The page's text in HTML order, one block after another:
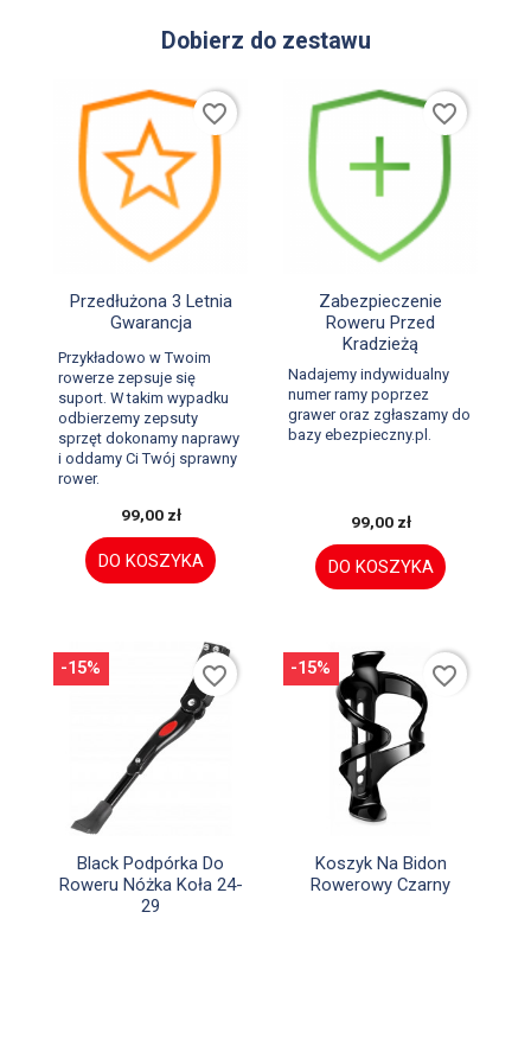
Dobierz do zestawu
Szybki podgląd
Przedłużona 3 Letnia
Gwarancja
Przykładowo w Twoim
rowerze zepsuje się
suport. W takim wypadku
odbierzemy zepsuty
sprzęt dokonamy naprawy
i oddamy Ci Twój sprawny
rower.
99,00 zł
DO KOSZYKA
favorite_border
Szybki podgląd
Zabezpieczenie
Roweru Przed
Kradzieżą
Nadajemy indywidualny
numer ramy poprzez
grawer oraz zgłaszamy do
bazy ebezpieczny.pl.
99,00 zł
DO KOSZYKA
favorite_border
Szybki podgląd
Black Podpórka Do
Roweru Nóżka Koła 24-
29
-15% favorite_border
Szybki podgląd
Koszyk Na Bidon
Rowerowy Czarny
-15% favorite_border